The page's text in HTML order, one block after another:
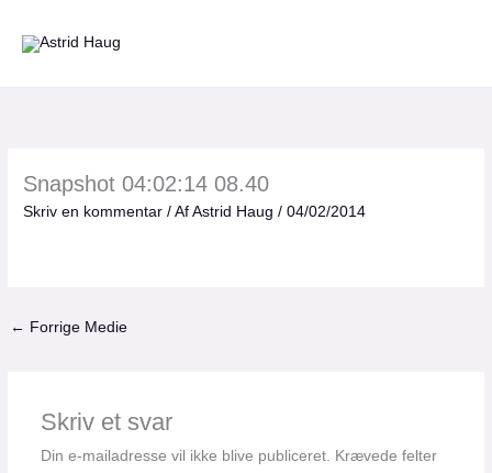
Snapshot 04:02:14 08.40
Skriv en kommentar / AfAstrid Haug/04/02/2014
← Forrige Medie
Skriv et svar
Din e-mailadresse vil ikke blive publiceret. Krævede felter